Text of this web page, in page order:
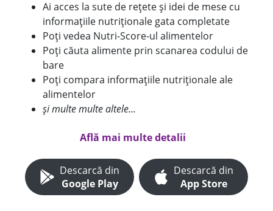
Ai acces la sute de rețete și idei de mese cu
informațiile nutriționale gata completate
Poți vedea Nutri-Score-ul alimentelor
Poți căuta alimente prin scanarea codului de
bare
Poți compara informațiile nutriționale ale
alimentelor
și multe multe altele...
Află mai multe detalii
Descarcă din
Google Play
Descarcă din
App Store